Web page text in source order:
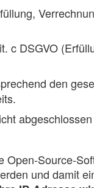
DSGVO
den
Source-
und damit